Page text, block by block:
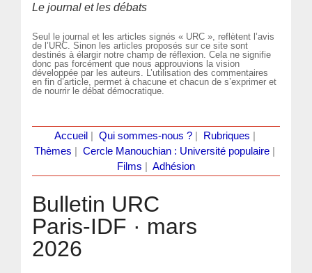
Le journal et les débats
Seul le journal et les articles signés « URC », reflètent l’avis
de l’URC. Sinon les articles proposés sur ce site sont
destinés à élargir notre champ de réflexion. Cela ne signifie
donc pas forcément que nous approuvions la vision
développée par les auteurs. L’utilisation des commentaires
en fin d’article, permet à chacune et chacun de s’exprimer et
de nourrir le débat démocratique.
Accueil Qui sommes-nous ?| Rubriques
Thèmes
Cercle Manouchian : Université populaire
Films
Adhésion
Bulletin URC
Paris-IDF · mars
2026